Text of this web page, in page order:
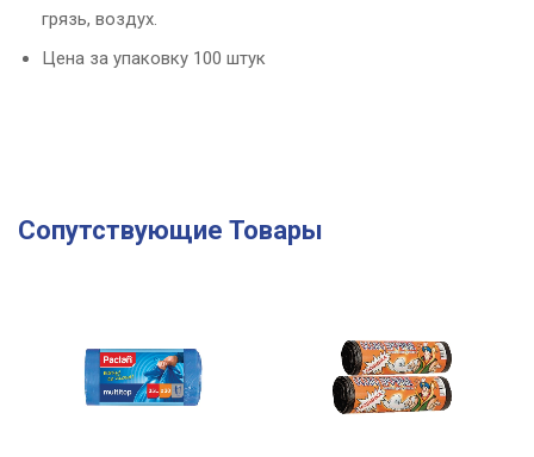
грязь, воздух.
Цена за упаковку 100 штук
Сопутствующие Товары